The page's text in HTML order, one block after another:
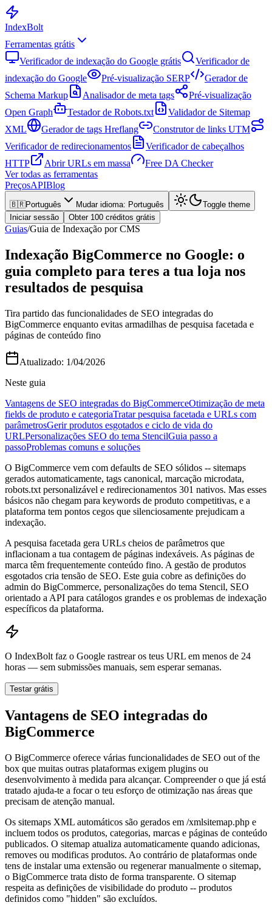
IndexBolt
Ferramentas grátis
Verificador de indexação do Google grátis
Verificador de
indexação do Google
Pré-visualização SERP
Gerador de
Schema Markup
Analisador de meta tags
Pré-visualização
Open Graph
Testador de Robots.txt
Validador de Sitemap
XML
Gerador de tags Hreflang
Construtor de links UTM
Verificador de redirecionamentos
Verificador de cabeçalhos
HTTP
Abrir URLs em massa
Free DA Checker
Ver todas as ferramentas
PreçosAPIBlog
🇧🇷Português Mudar idioma: Português
Toggle theme
Iniciar sessão
Obter 100 créditos grátis
Guias/Guia de Indexação por CMS
Indexação BigCommerce no Google: o
guia completo para teres a tua loja nos
resultados de pesquisa
Tira partido das funcionalidades de SEO integradas do
BigCommerce enquanto evitas armadilhas de pesquisa facetada e
páginas de conteúdo fino
Atualizado: 1/04/2026
Neste guia
Vantagens de SEO integradas do BigCommerceOtimização de meta
fields de produto e categoriaTratar pesquisa facetada e URLs com
parâmetrosGerir produtos esgotados e ciclo de vida do
URLPersonalizações SEO do tema StencilGuia passo a
passoProblemas comuns e soluções
O BigCommerce vem com defaults de SEO sólidos -- sitemaps
gerados automaticamente, tags canonical, marcação microdata,
robots.txt personalizável e redirecionamentos 301 nativos. Mas esses
básicos não chegam para keywords de produto competitivas, e a
plataforma tem pontos cegos que silenciosamente prejudicam a
indexação.
A pesquisa facetada gera URLs cheios de parâmetros que
inflacionam a tua contagem de páginas indexáveis. As páginas de
marca têm frequentemente conteúdo fino. A gestão de produtos
esgotados cria tensão de SEO. Este guia cobre as definições do
admin do BigCommerce, personalizações do tema Stencil, SEO
orientado a API para catálogos grandes e os problemas de indexação
específicos da plataforma.
O IndexBolt faz o Google rastrear os teus URL em menos de 24
horas — sem submissões manuais, sem esperar semanas.
Testar grátis
Vantagens de SEO integradas do
BigCommerce
O BigCommerce oferece várias funcionalidades de SEO out of the
box que muitas outras plataformas exigem plugins ou
desenvolvimento à medida para alcançar. Compreender o que já está
tratado ajuda-te a focar o teu esforço de otimização nas áreas que
precisam de atenção manual.
Os sitemaps XML automáticos são gerados em /xmlsitemap.php e
incluem todos os produtos, categorias, marcas e páginas de conteúdo
publicados. O sitemap atualiza automaticamente quando adicionas,
removes ou modificas produtos. Ao contrário de plataformas onde
tens de instalar uma extensão ou regenerar manualmente o sitemap,
o BigCommerce trata disto de forma transparente. O sitemap
respeita as definições de visibilidade do produto -- produtos
definidos como "hidden" são excluídos.